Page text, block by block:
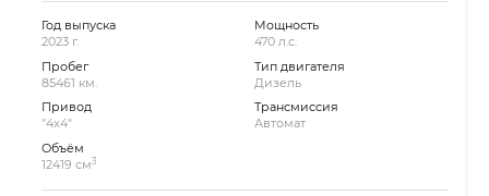
Год выпуска
2023 г.
Пробег
85461 км.
Привод
"4x4"
Объём
12419 см3
Мощность
470 л.с.
Тип двигателя
Дизель
Трансмиссия
Автомат